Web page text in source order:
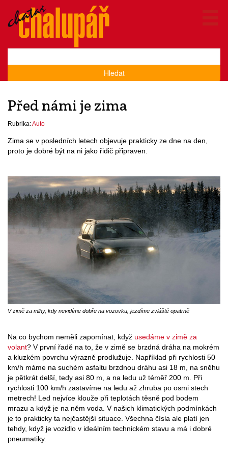
Hledat
Před námi je zima
Rubrika:Auto
Zima se v posledních letech objevuje prakticky ze dne na den,
proto je dobré být na ni jako řidič připraven.
V zimě za mlhy, kdy nevidíme dobře na vozovku, jezdíme zvláště opatrně
Na co bychom neměli zapomínat, když usedáme v zimě za
volant? V první řadě na to, že v zimě se brzdná dráha na mokrém
a kluzkém povrchu výrazně prodlužuje. Například při rychlosti 50
km/h máme na suchém asfaltu brzdnou dráhu asi 18 m, na sněhu
je pětkrát delší, tedy asi 80 m, a na ledu už téměř 200 m. Při
rychlosti 100 km/h zastavíme na ledu až zhruba po osmi stech
metrech! Led nejvíce klouže při teplotách těsně pod bodem
mrazu a když je na něm voda. V našich klimatických podmínkách
je to prakticky ta nejčastější situace. Všechna čísla ale platí jen
tehdy, když je vozidlo v ideálním technickém stavu a má i dobré
pneumatiky.